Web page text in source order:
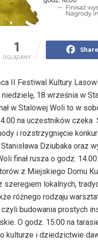
1
OGLĄDANY
II Festiwal Kultury
18 września w
w Stalowej Woli to w
na uczestników
i rozstrzygnięcie
Dziubaka oraz
finał rusza o godz.
z Miejskiego Domu
szeregiem lokalnych,
różnego rodzaju
budowania prostych
O godz. 15.00 na
kulturze i dziedzictwie